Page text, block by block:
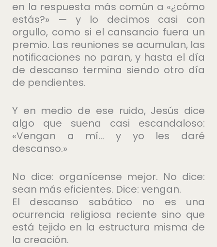
en la respuesta más común a «¿cómo
estás?» — y lo decimos casi con
orgullo, como si el cansancio fuera un
premio. Las reuniones se acumulan, las
notificaciones no paran, y hasta el día
de descanso termina siendo otro día
de pendientes.
Y en medio de ese ruido, Jesús dice
algo que suena casi escandaloso:
«Vengan a mí… y yo les daré
descanso.»
No dice: organícense mejor. No dice:
sean más eficientes. Dice: vengan.
El descanso sabático no es una
ocurrencia religiosa reciente sino que
está tejido en la estructura misma de
la creación.